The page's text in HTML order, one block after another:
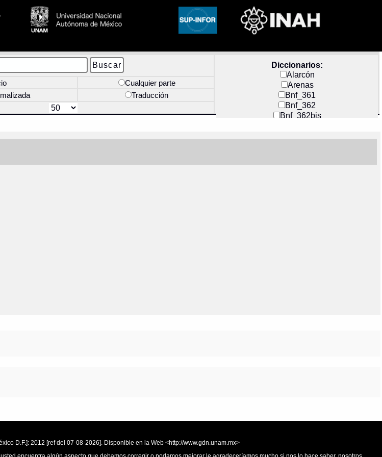
Diccionarios:
Alarcón
Arenas
Bnf_361
Bnf_362
Bnf_362bis
Docs_México
Cualquier parte
Traducción
D.F.]: 2012 [ref del 07-08-2026]. Disponible en la Web <http://www.gdn.unam.mx>